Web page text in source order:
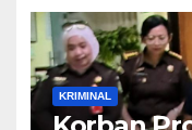
KRIMINAL